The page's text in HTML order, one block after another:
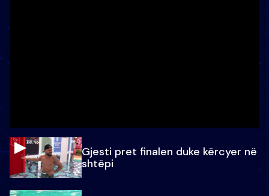
Gjesti pret finalen duke kërcyer në
shtëpi